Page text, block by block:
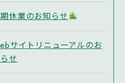
休業のお知らせ
サイトリニューアルのお
せ